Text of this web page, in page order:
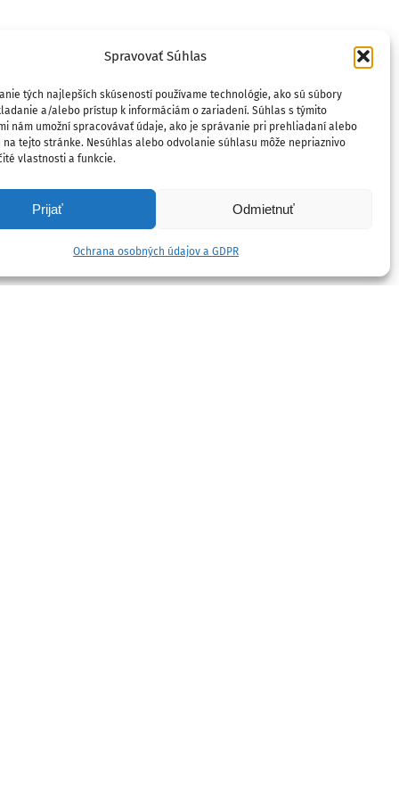
Spravovať Súhlas
tých najlepších skúseností používame technológie, ako sú súbory
a/alebo prístup k informáciám o zariadení. Súhlas s týmito
nám umožní spracovávať údaje, ako je správanie pri prehliadaní alebo
na tejto stránke. Nesúhlas alebo odvolanie súhlasu môže nepriaznivo
vlastnosti a funkcie.
Prijať Odmietnuť
Ochrana osobných údajov a GDPR